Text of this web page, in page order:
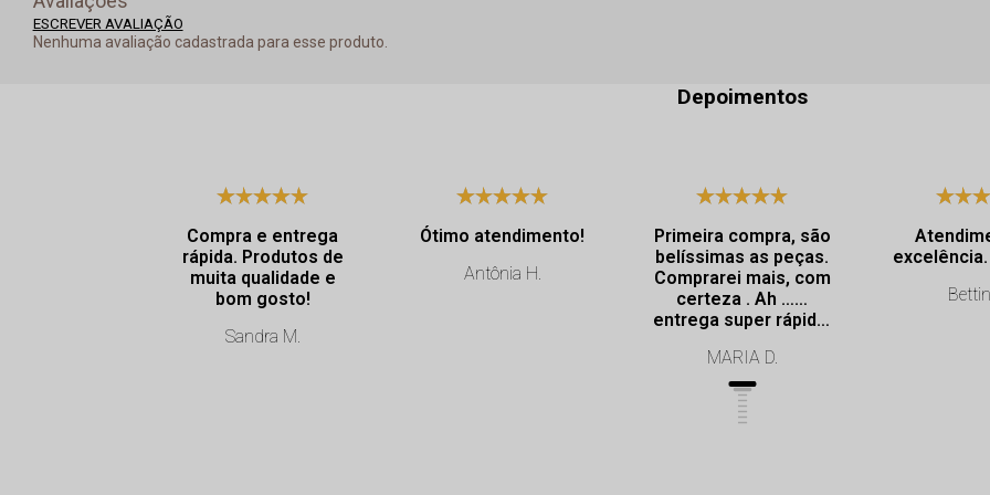
ESCREVER AVALIAÇÃO
Nenhuma avaliação cadastrada para esse produto.
Depoimentos
Compra e entrega
rápida. Produtos de
muita qualidade e
bom gosto!
Sandra M.
Ótimo atendimento!
Antônia H.
Primeira compra, são
belíssimas as peças.
Comprarei mais, com
certeza . Ah ……
entrega super rápida.
excelência.
MARIA D.